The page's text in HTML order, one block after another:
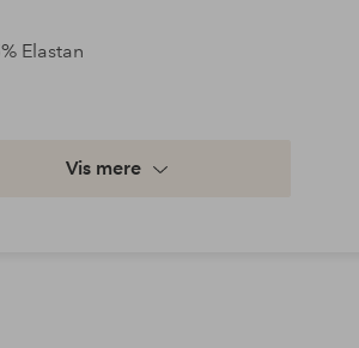
Elastan
Vis mere